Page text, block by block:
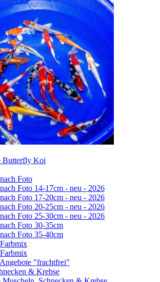
Butterfly Koi
Foto
Foto 14-17cm - neu - 2026
Foto 17-20cm - neu - 2026
Foto 20-25cm - neu - 2026
Foto 25-30cm - neu - 2026
Foto 30-35cm
Foto 35-40cm
"frachtfrei"
& Krebse